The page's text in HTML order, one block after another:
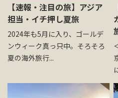
【速報・注目の旅】アジア
担当・イチ押し夏旅
2024年も5月に入り、ゴールデ
ンウィーク真っ只中。そろそろ
夏の海外旅行...